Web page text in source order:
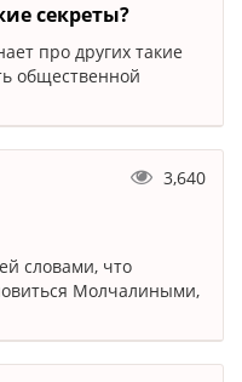
секреты?
про других такие
общественной
3,640
словами, что
Молчалиными,